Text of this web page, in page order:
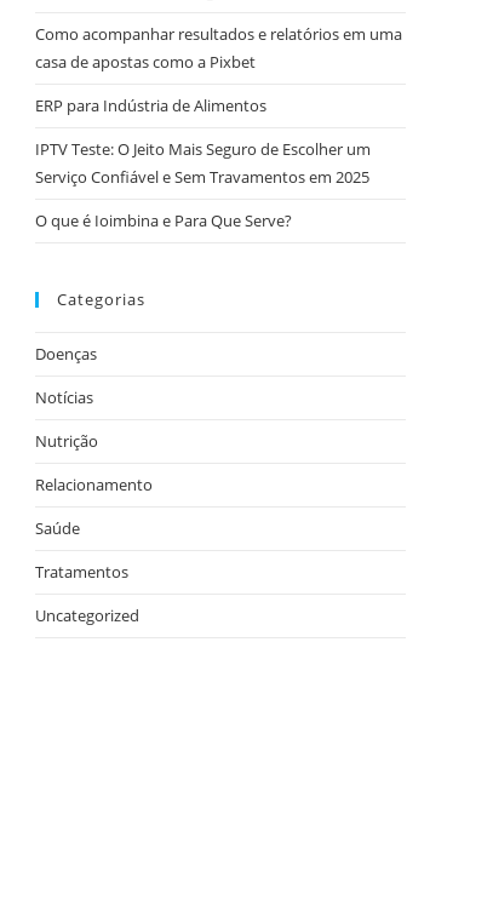
Como acompanhar resultados e relatórios em uma
casa de apostas como a Pixbet
ERP para Indústria de Alimentos
IPTV Teste: O Jeito Mais Seguro de Escolher um
Serviço Confiável e Sem Travamentos em 2025
O que é Ioimbina e Para Que Serve?
Categorias
Doenças
Notícias
Nutrição
Relacionamento
Saúde
Tratamentos
Uncategorized